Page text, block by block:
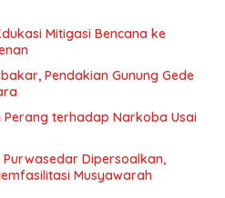
Mitigasi Bencana ke
Pendakian Gunung Gede
terhadap Narkoba Usai
Dipersoalkan,
Musyawarah